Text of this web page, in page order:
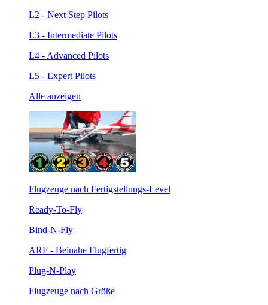
L2 - Next Step Pilots
L3 - Intermediate Pilots
L4 - Advanced Pilots
L5 - Expert Pilots
Alle anzeigen
Flugzeuge nach Fertigstellungs-Level
Ready-To-Fly
Bind-N-Fly
ARF - Beinahe Flugfertig
Plug-N-Play
Flugzeuge nach Größe